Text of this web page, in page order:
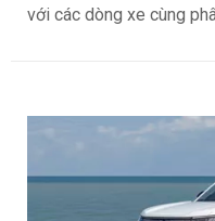
với các dòng xe cùng